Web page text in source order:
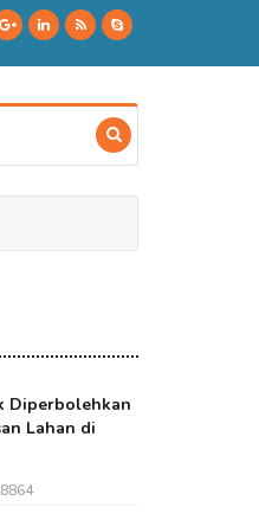
Diperbolehkan
Lahan di